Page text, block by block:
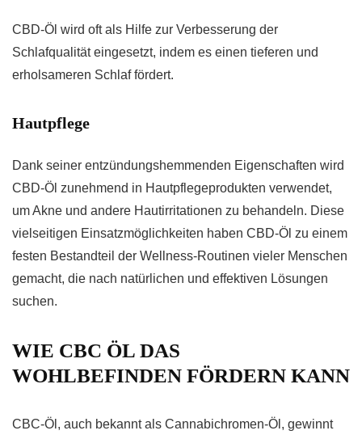
CBD-Öl wird oft als Hilfe zur Verbesserung der
Schlafqualität eingesetzt, indem es einen tieferen und
erholsameren Schlaf fördert.
Hautpflege
Dank seiner entzündungshemmenden Eigenschaften wird
CBD-Öl zunehmend in Hautpflegeprodukten verwendet,
um Akne und andere Hautirritationen zu behandeln. Diese
vielseitigen Einsatzmöglichkeiten haben CBD-Öl zu einem
festen Bestandteil der Wellness-Routinen vieler Menschen
gemacht, die nach natürlichen und effektiven Lösungen
suchen.
WIE CBC ÖL DAS
WOHLBEFINDEN FÖRDERN KANN
CBC-Öl, auch bekannt als Cannabichromen-Öl, gewinnt